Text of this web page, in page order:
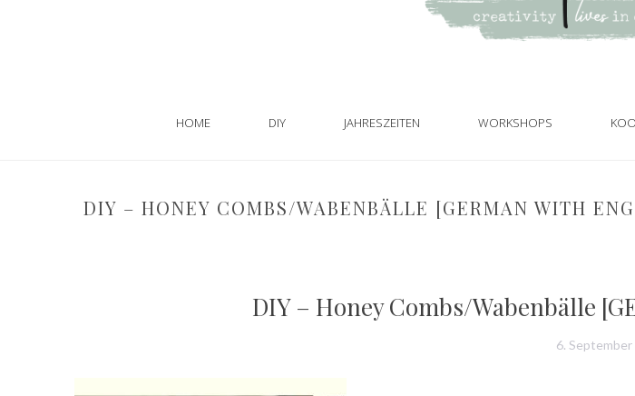
HOME DIY JAHRESZEITEN WORKSHOPS
DIY – HONEY COMBS/WABENBÄLLE [GERMAN WITH
DIY – Honey Combs/Wabenbälle
6. September